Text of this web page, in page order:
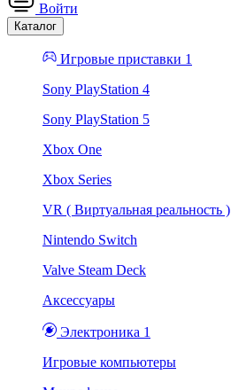
Войти
Каталог
Игровые приставки 1
Sony PlayStation 4
Sony PlayStation 5
Xbox One
Xbox Series
VR ( Виртуальная реальность )
Nintendo Switch
Valve Steam Deck
Аксессуары
Электроника 1
Игровые компьютеры